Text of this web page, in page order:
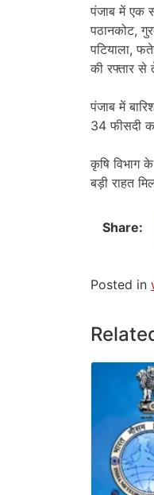
पंजाब में एक
पठानकोट,
पटियाला,
की रफ्तार से
पंजाब में
34 फीसदी
कृषि विभाग
बड़ी राहत
Share:
Posted in